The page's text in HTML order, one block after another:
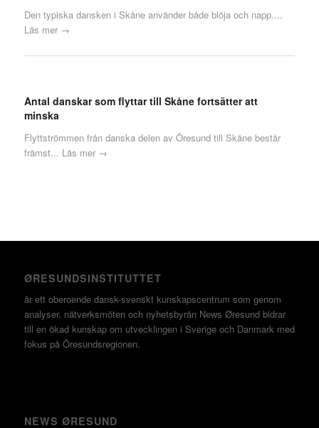
Den typiska dansken i Skåne använder både blöja och napp....
Läs mer →
Antal danskar som flyttar till Skåne fortsätter att
minska
Flyttströmmen från danska delen av Öresund till Skåne består
främst... Läs mer →
ØRESUNDSINSTITUTTET
är ett oberoende dansk-svenskt kunskapscentrum som genom
analyser, nätverksmöten och nyhetsbyrån News Øresund bidrar
till en ökad kunskap om utvecklingen i Sverige och Danmark med
fokus på Öresundsregionen.
NEWS ØRESUND